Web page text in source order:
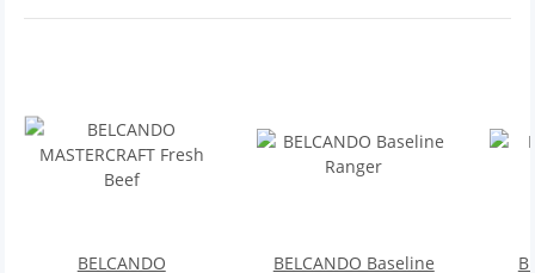
BELCANDO
BELCANDO Baseline